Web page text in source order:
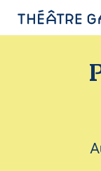
INFOS
AVEC